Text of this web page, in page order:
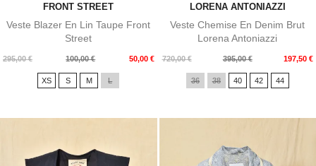
FRONT STREET
Veste Blazer En Lin Taupe Front
Street
295,00 €
Prix
100,00 € 50,00 €
Prix
XS S M L
LORENA ANTONIAZZI
Veste Chemise En Denim Brut
Lorena Antoniazzi
720,00 €
Prix
395,00 € 197,50 €
Prix
36 38 40 42 44